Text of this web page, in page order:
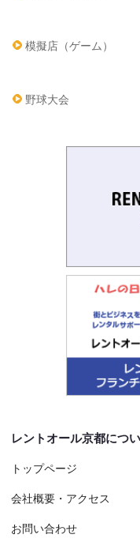
模擬店（ゲーム）
野球大会
レントオール京都につ
トップページ
会社概要・アクセス
お問い合わせ